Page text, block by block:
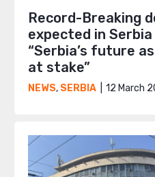
Record-Breaking
expected in
“Serbia’s future
at stake”
NEWS, SERBIA 12 March